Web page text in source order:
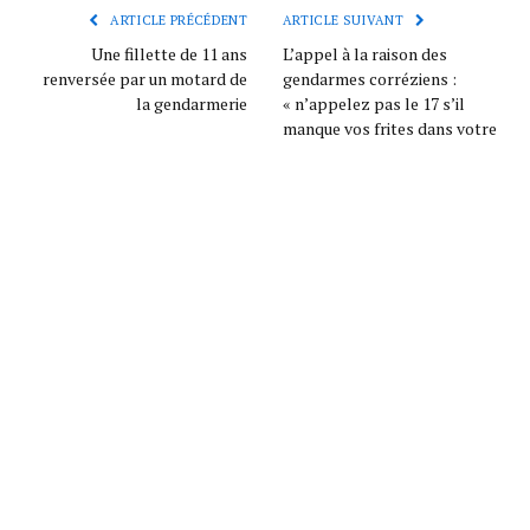
ARTICLE PRÉCÉDENT
Une fillette de 11 ans
renversée par un motard de
la gendarmerie
ARTICLE SUIVANT
L’appel à la raison des
gendarmes corréziens :
« n’appelez pas le 17 s’il
manque vos frites dans votre